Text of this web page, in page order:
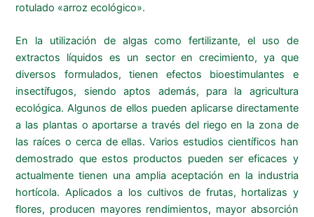
rotulado «arroz ecológico».
En la utilización de algas como fertilizante, el uso de
extractos líquidos es un sector en crecimiento, ya que
diversos formulados, tienen efectos bioestimulantes e
insectífugos, siendo aptos además, para la agricultura
ecológica. Algunos de ellos pueden aplicarse directamente
a las plantas o aportarse a través del riego en la zona de
las raíces o cerca de ellas. Varios estudios científicos han
demostrado que estos productos pueden ser eficaces y
actualmente tienen una amplia aceptación en la industria
hortícola. Aplicados a los cultivos de frutas, hortalizas y
flores, producen mayores rendimientos, mayor absorción